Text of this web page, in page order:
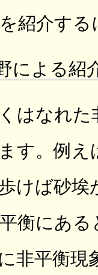
紹介す
による紹
はなれ
す。例
けば砂
衡にあ
非平衡